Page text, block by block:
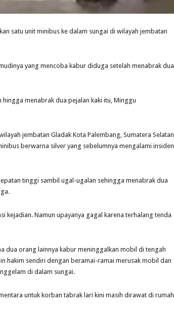
satu unit minibus ke dalam sungai di wilayah jembatan
yang mencoba kabur diduga setelah menabrak dua
menabrak dua pejalan kaki itu, Minggu
jembatan Gladak Kota Palembang, Sumatera Selatan
berwarna silver yang sebelumnya mengalami insiden
tinggi sambil ugal-ugalan sehingga menabrak dua
kejadian. Namun upayanya gagal karena terhalang tenda
dua orang lainnya kabur meninggalkan mobil di tengah
hakim sendiri dengan beramai-ramai merusak mobil dan
di dalam sungai.
untuk korban tabrak lari kini masih dirawat di rumah